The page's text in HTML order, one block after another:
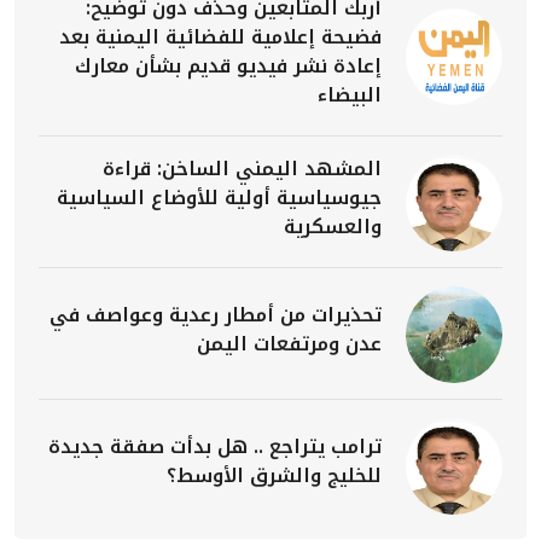
فضيحة إعلامية للفضائية اليمنية بعد
إعادة نشر فيديو قديم بشأن معارك
البيضاء
المشهد اليمني الساخن: قراءة
جيوسياسية أولية للأوضاع السياسية
والعسكرية
تحذيرات من أمطار رعدية وعواصف في
عدن ومرتفعات اليمن
ترامب يتراجع .. هل بدأت صفقة جديدة
للخليج والشرق الأوسط؟